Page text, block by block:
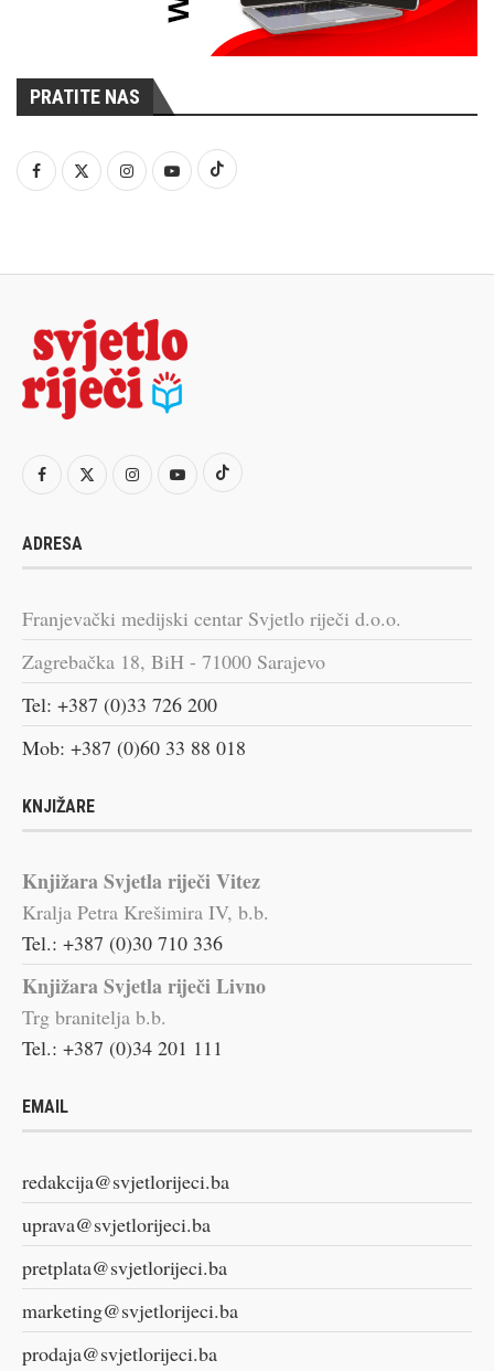
PRATITE NAS
ADRESA
Franjevački medijski centar Svjetlo riječi d.o.o.
Zagrebačka 18, BiH - 71000 Sarajevo
Tel: +387 (0)33 726 200
Mob: +387 (0)60 33 88 018
KNJIŽARE
Knjižara Svjetla riječi Vitez
Kralja Petra Krešimira IV, b.b.
Tel.: +387 (0)30 710 336
Knjižara Svjetla riječi Livno
Trg branitelja b.b.
Tel.: +387 (0)34 201 111
EMAIL
redakcija@svjetlorijeci.ba
uprava@svjetlorijeci.ba
pretplata@svjetlorijeci.ba
marketing@svjetlorijeci.ba
prodaja@svjetlorijeci.ba